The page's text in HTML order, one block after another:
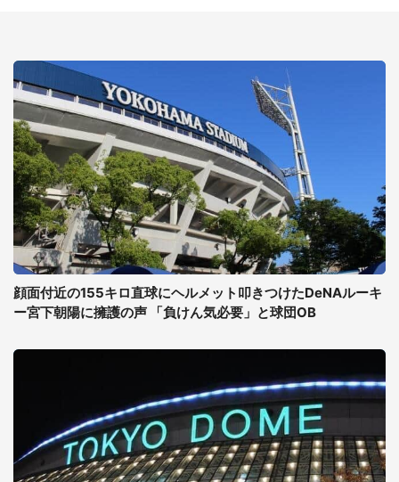
顔面付近の155キロ直球にヘルメット叩きつけたDeNAルーキ
ー宮下朝陽に擁護の声 「負けん気必要」と球団OB